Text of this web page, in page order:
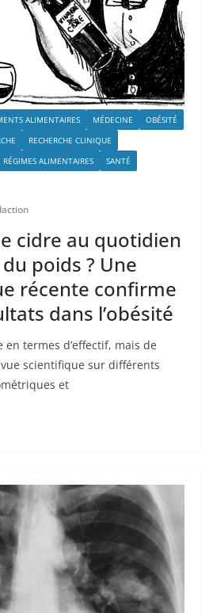
ALIMENTAIRES MÉDECINE
OBÉSITÉ
RECHERCHE CLINIQUE
RÉGIMES ALIMENTAIRES
SANTÉ
cidre au quotidien
poids ? Une
récente confirme
dans l’obésité
en termes d’effectif, mais de
scientifique sur différents
et